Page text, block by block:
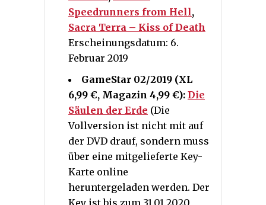
Speedrunners from Hell,
Sacra Terra – Kiss of Death
Erscheinungsdatum: 6.
Februar 2019
GameStar 02/2019 (XL
6,99 €, Magazin 4,99 €): Die
Säulen der Erde (Die
Vollversion ist nicht mit auf
der DVD drauf, sondern muss
über eine mitgelieferte Key-
Karte online
heruntergeladen werden. Der